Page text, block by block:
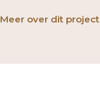
Meer over dit project